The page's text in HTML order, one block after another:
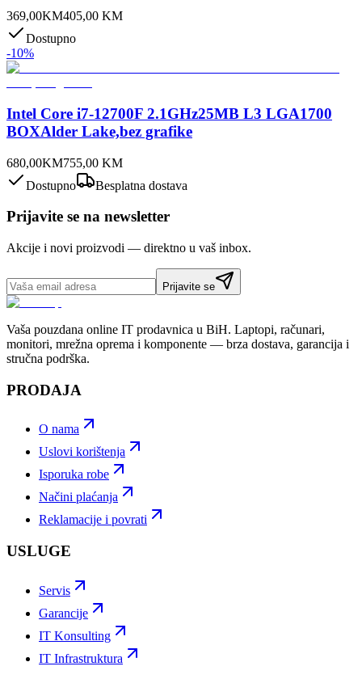
369,00KM405,00 KM
Dostupno
-10%
Intel Core i7-12700F 2.1GHz25MB L3 LGA1700
BOXAlder Lake,bez grafike
680,00KM755,00 KM
Dostupno
Besplatna dostava
Prijavite se na newsletter
Akcije i novi proizvodi — direktno u vaš inbox.
Prijavite se
Vaša pouzdana online IT prodavnica u BiH. Laptopi, računari,
monitori, mrežna oprema i komponente — brza dostava, garancija i
stručna podrška.
PRODAJA
O nama
Uslovi korištenja
Isporuka robe
Načini plaćanja
Reklamacije i povrati
USLUGE
Servis
Garancije
IT Konsulting
IT Infrastruktura